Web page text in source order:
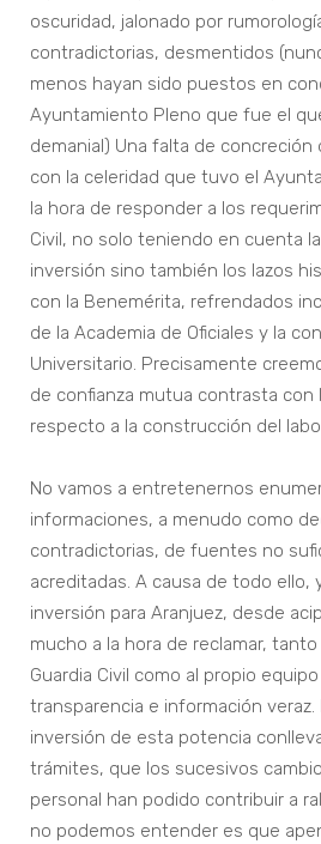
oscuridad, jalonado por
contradictorias, desmentidos
menos hayan sido puestos en
Ayuntamiento Pleno que fue el
demanial) Una falta de
con la celeridad que tuvo el
la hora de responder a los
Civil, no solo teniendo en cuenta
inversión sino también los lazos
con la Benemérita, refrendados
de la Academia de Oficiales y la
Universitario. Precisamente
de confianza mutua contrasta con
respecto a la construcción del
No vamos a entretenernos
informaciones, a menudo como
contradictorias, de fuentes no
acreditadas. A causa de todo ello,
inversión para Aranjuez, desde
mucho a la hora de reclamar,
Guardia Civil como al propio
transparencia e información
inversión de esta potencia
trámites, que los sucesivos
personal han podido contribuir a
no podemos entender es que